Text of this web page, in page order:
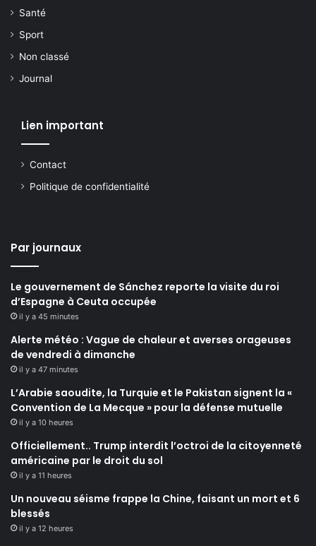
Santé
Sport
Non classé
Journal
Lien important
Contact
Politique de confidentialité
Par journaux
Le gouvernement de Sánchez reporte la visite du roi
d’Espagne à Ceuta occupée
il y a 45 minutes
Alerte météo : Vague de chaleur et averses orageuses
de vendredi à dimanche
il y a 47 minutes
L’Arabie saoudite, la Turquie et le Pakistan signent la «
Convention de La Mecque » pour la défense mutuelle
il y a 10 heures
Officiellement.. Trump interdit l’octroi de la citoyenneté
américaine par le droit du sol
il y a 11 heures
Un nouveau séisme frappe la Chine, faisant un mort et 6
blessés
il y a 12 heures